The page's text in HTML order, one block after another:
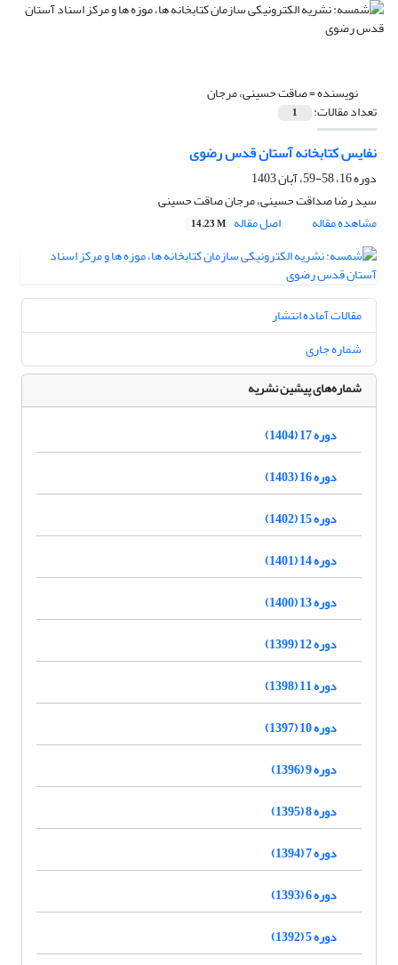
نویسنده =صاقت حسینی، مرجان
تعداد مقالات: 1
نفایس کتابخانه آستان قدس رضوی
دوره 16، 58-59، آبان 1403
سید رضا صداقت حسینی، مرجان صاقت حسینی
مشاهده مقاله
اصل مقاله 14.23 M
مقالات آماده انتشار
شماره جاری
شماره‌های پیشین نشریه
دوره 17 (1404)
دوره 16 (1403)
دوره 15 (1402)
دوره 14 (1401)
دوره 13 (1400)
دوره 12 (1399)
دوره 11 (1398)
دوره 10 (1397)
دوره 9 (1396)
دوره 8 (1395)
دوره 7 (1394)
دوره 6 (1393)
دوره 5 (1392)